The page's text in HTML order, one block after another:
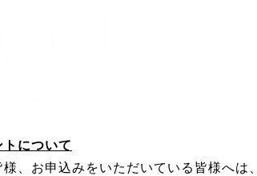
トについて
、お申込みをいただいている皆様へは、